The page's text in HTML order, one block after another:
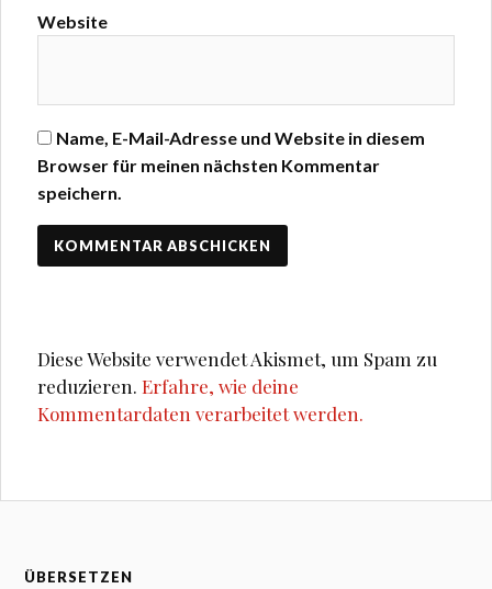
Website
Name, E-Mail-Adresse und Website in diesem
Browser für meinen nächsten Kommentar
speichern.
Diese Website verwendet Akismet, um Spam zu
reduzieren.Erfahre, wie deine
Kommentardaten verarbeitet werden.
ÜBERSETZEN